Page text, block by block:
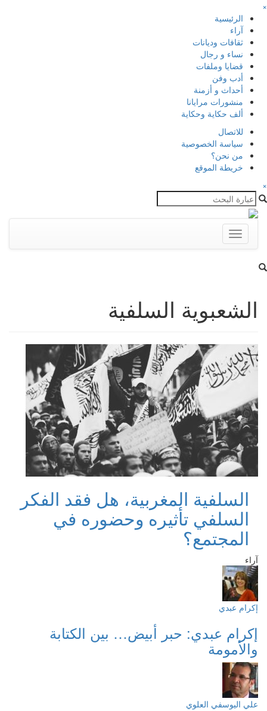
×
الرئيسية
آراء
ثقافات وديانات
نساء و رجال
قضايا وملفات
أدب وفن
أحداث و أزمنة
منشورات مرايانا
ألف حكاية وحكاية
للاتصال
سياسة الخصوصية
من نحن؟
خريطة الموقع
×
Toggle
navigation
الشعبوية السلفية
السلفية المغربية، هل فقد الفكر
السلفي تأثيره وحضوره في
المجتمع؟
آراء
إكرام عبدي
إكرام عبدي: حبر أبيض… بين الكتابة
والأمومة
علي اليوسفي العلوي